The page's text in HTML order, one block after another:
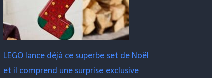
LEGO lance déjà ce superbe set de Noël
et il comprend une surprise exclusive